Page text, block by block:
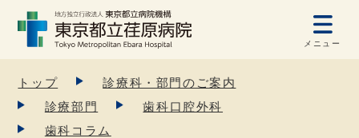
メニュー
トップ
診療科・部門のご案内
診療部門
歯科口腔外科
歯科コラム